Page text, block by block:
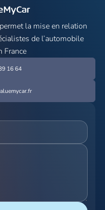
la mise en relation
de l’automobile
France
16 64